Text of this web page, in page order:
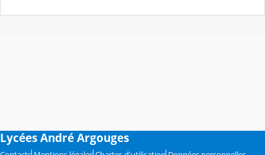
Lycées André Argouges